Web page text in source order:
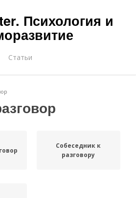
Психология и
Статьи
Собеседник к
разговору